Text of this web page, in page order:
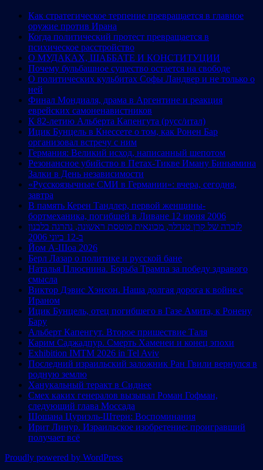
Как стратегическое терпение превращается в главное
оружие против Ирана
Когда политический протест превращается в
психическое расстройство
О МУДАКАХ, ШАББАТЕ И КОНСТИТУЦИИ
Почему бульбашное существо остается на свободе
О политических кульбитах Софы Ландвер и не только о
ней
Финал Мондиаля, драма в Аргентине и реакция
еврейских самоненавистников
К 82-летию Альберта Капенгута (русс/итал)
Ицик Бунцель в Кнессете о том, как Ронен Бар
организовал встречу с ним
Германия: Великий исход, написанный шепотом
Резонансное убийство в Петах-Тикве Иману Биньямина
Залки в День независимости
«Русскоязычные СМИ в Германии»: вчера, сегодня,
завтра
В память Керен Тандлер, первой женщины-
бортмеханика, погибшей в Ливане 12 июня 2006
לזכרה של קרן טנדלר, מכונאית מוטסת ראשונה, נהרגה בלבנון
ב-12 ביוני 2006
Йом А-Шоа 2026
Берл Лазар о политике и русской бане
Наталья Плюснина. Борьба Трампа за победу здравого
смысла
Виктор Дэвис Хэнсон. Наша долгая дорога к войне с
Ираном
Ицик Бунцель, отец погибшего в Газе Амита, к Ронену
Бару
Альберт Капенгут. Второе пришествие Таля
Карим Саджадпур. Смерть Хаменеи и конец эпохи
Exhibition IMTM 2026 in Tel Aviv
Последний израильский заложник Ран Гвили вернулся в
родную землю
Ханукальный теракт в Сиднее
Смех каких генералов вызывал Роман Гофман,
следующий глава Моссада
Шошана Цуриэль-Штерн: Воспоминания
Ирит Линур. Израильское изобретение: проигравший
получает всё
Proudly powered by WordPress